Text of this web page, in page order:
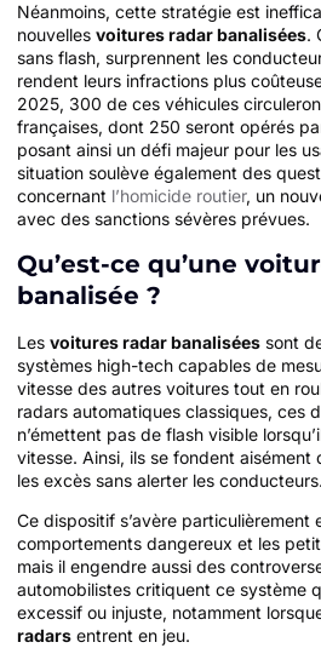
Néanmoins, cette stratégie est
nouvelles voitures radar banalisées.
sans flash, surprennent les
rendent leurs infractions plus
2025, 300 de ces véhicules
françaises, dont 250 seront opérés
posant ainsi un défi majeur pour les
situation soulève également des
concernant l’homicide routier, un
avec des sanctions sévères prévues.
Qu’est-ce qu’une
banalisée ?
Les voitures radar banalisées sont
systèmes high-tech capables de
vitesse des autres voitures tout en
radars automatiques classiques, ces
n’émettent pas de flash visible
vitesse. Ainsi, ils se fondent
les excès sans alerter les conducteurs.
Ce dispositif s’avère particulièrement
comportements dangereux et les
mais il engendre aussi des
automobilistes critiquent ce système
excessif ou injuste, notamment
radars entrent en jeu.